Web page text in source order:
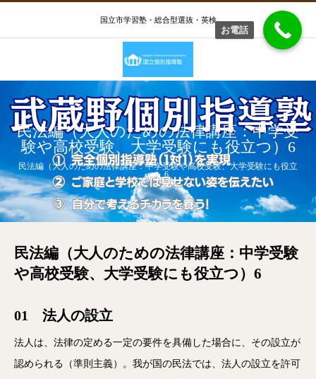
国立市学習塾・総合型選抜・英検
民法編（大人のための法律講座：中学受
験や高校受験、大学受験にも役立つ）6
民法編（大人のための法律講座：中学受験や高校受験、大学受験にも役立
つ）6
民法編（大人のための法律講座：中学受験
や高校受験、大学受験にも役立つ）6
01 法人の設立
法人は、法律の定める一定の要件を具備した場合に、その設立が
認められる（準則主義）。我が国の民法では、法人の設立を許可
お電話